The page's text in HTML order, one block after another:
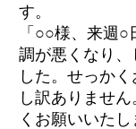
す。
「○○様、来週
調が悪くなり、
した。せっか
し訳ありませ
くお願いいたし